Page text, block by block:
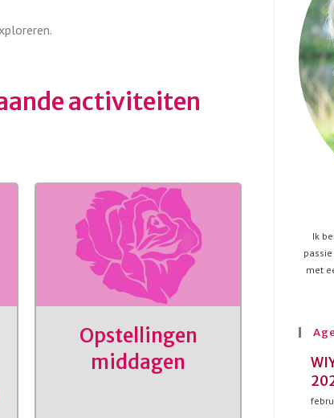
activiteiten
Opstellingen
middagen
Ik
met